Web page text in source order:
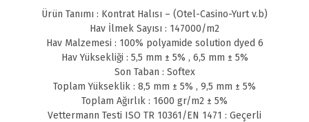
Ürün Tanımı : Kontrat Halısı – (Otel-Casino-Yurt v.b)
Hav İlmek Sayısı : 147000/m2
Hav Malzemesi : 100% polyamide solution dyed 6
Hav Yüksekliği : 5,5 mm ± 5% , 6,5 mm ± 5%
Son Taban : Softex
Toplam Yükseklik : 8,5 mm ± 5% , 9,5 mm ± 5%
Toplam Ağırlık : 1600 gr/m2 ± 5%
Vettermann Testi ISO TR 10361/EN 1471 : Geçerli